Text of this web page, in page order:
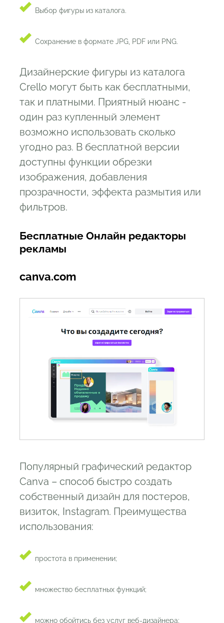
Выбор фигуры из каталога.
Сохранение в формате JPG, PDF или PNG.
Дизайнерские фигуры из каталога
Crello могут быть как бесплатными,
так и платными. Приятный нюанс -
один раз купленный элемент
возможно использовать сколько
угодно раз. В бесплатной версии
доступны функции обрезки
изображения, добавления
прозрачности, эффекта размытия или
фильтров.
Бесплатные Онлайн редакторы
рекламы
canva.com
Популярный графический редактор
Canva – способ быстро создать
собственный дизайн для постеров,
визиток, Instagram. Преимущества
использования:
простота в применении;
множество бесплатных функций;
можно обойтись без услуг веб-дизайнера;